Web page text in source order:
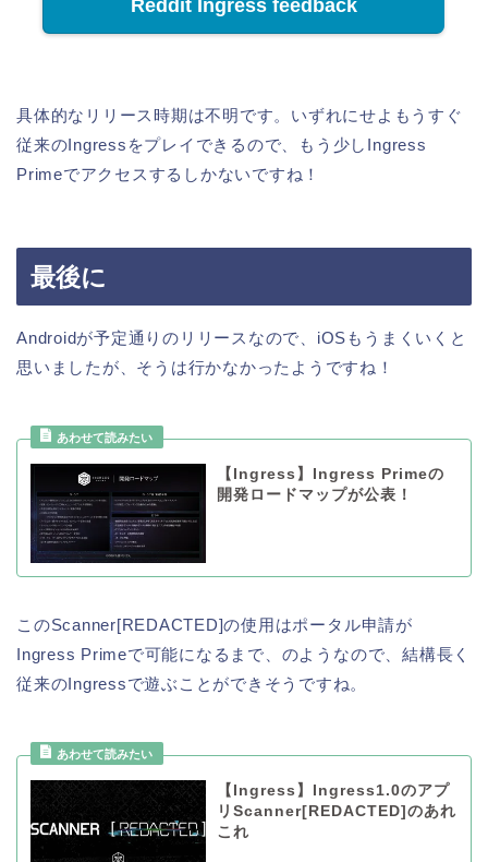
Reddit Ingress feedback
具体的なリリース時期は不明です。いずれにせよもうすぐ
従来のIngressをプレイできるので、もう少しIngress
Primeでアクセスするしかないですね！
最後に
Androidが予定通りのリリースなので、iOSもうまくいくと
思いましたが、そうは行かなかったようですね！
【Ingress】Ingress Primeの
開発ロードマップが公表！
このScanner[REDACTED]の使用はポータル申請が
Ingress Primeで可能になるまで、のようなので、結構長く
従来のIngressで遊ぶことができそうですね。
【Ingress】Ingress1.0のアプ
リScanner[REDACTED]のあれ
これ